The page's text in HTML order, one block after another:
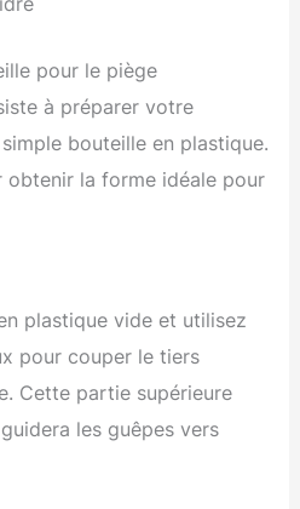
pour le piège
à préparer votre
bouteille en plastique.
obtenir la forme idéale pour
plastique vide et utilisez
pour couper le tiers
Cette partie supérieure
les guêpes vers